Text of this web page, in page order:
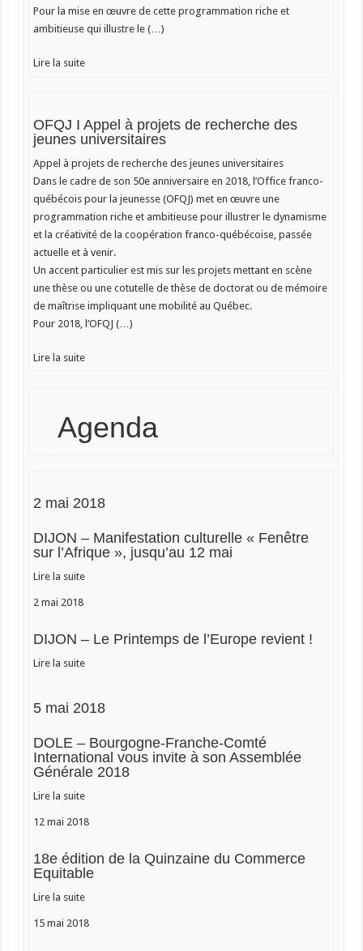
Pour la mise en œuvre de cette programmation riche et
ambitieuse qui illustre le (…)
Lire la suite
OFQJ I Appel à projets de recherche des
jeunes universitaires
Appel à projets de recherche des jeunes universitaires
Dans le cadre de son 50e anniversaire en 2018, l’Office franco-
québécois pour la jeunesse (OFQJ) met en œuvre une
programmation riche et ambitieuse pour illustrer le dynamisme
et la créativité de la coopération franco-québécoise, passée
actuelle et à venir.
Un accent particulier est mis sur les projets mettant en scène
une thèse ou une cotutelle de thèse de doctorat ou de mémoire
de maîtrise impliquant une mobilité au Québec.
Pour 2018, l’OFQJ (…)
Lire la suite
Agenda
2 mai 2018
DIJON – Manifestation culturelle « Fenêtre
sur l’Afrique », jusqu’au 12 mai
Lire la suite
2 mai 2018
DIJON – Le Printemps de l’Europe revient !
Lire la suite
5 mai 2018
DOLE – Bourgogne-Franche-Comté
International vous invite à son Assemblée
Générale 2018
Lire la suite
12 mai 2018
18e édition de la Quinzaine du Commerce
Equitable
Lire la suite
15 mai 2018